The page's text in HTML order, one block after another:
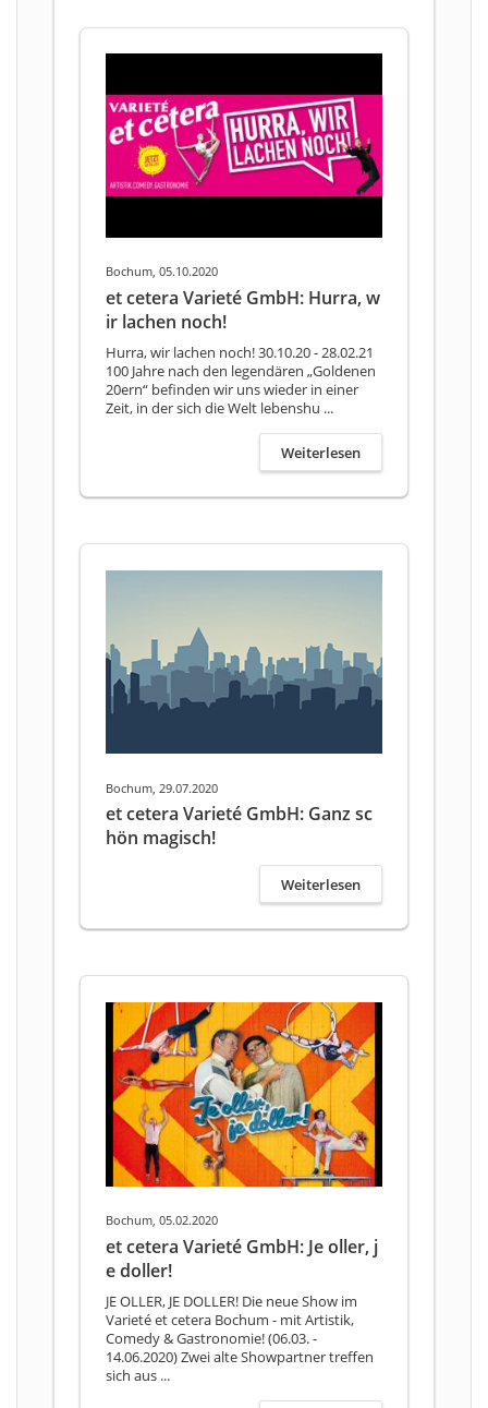
Bochum, 05.10.2020
et cetera Varieté GmbH: Hurra, w
ir lachen noch!
Hurra, wir lachen noch! 30.10.20 - 28.02.21
100 Jahre nach den legendären „Goldenen
20ern“ befinden wir uns wieder in einer
Zeit, in der sich die Welt lebenshu ...
Weiterlesen
Bochum, 29.07.2020
et cetera Varieté GmbH: Ganz sc
hön magisch!
Weiterlesen
Bochum, 05.02.2020
et cetera Varieté GmbH: Je oller, j
e doller!
JE OLLER, JE DOLLER! Die neue Show im
Varieté et cetera Bochum - mit Artistik,
Comedy & Gastronomie! (06.03. -
14.06.2020) Zwei alte Showpartner treffen
sich aus ...